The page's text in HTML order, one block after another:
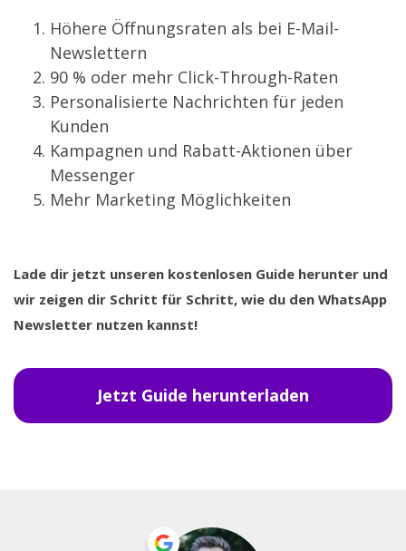
Höhere Öffnungsraten als bei E-Mail-
Newslettern
90 % oder mehr Click-Through-Raten
Personalisierte Nachrichten für jeden
Kunden
Kampagnen und Rabatt-Aktionen über
Messenger
Mehr Marketing Möglichkeiten
Lade dir jetzt unseren kostenlosen Guide herunter und
wir zeigen dir Schritt für Schritt, wie du den WhatsApp
Newsletter nutzen kannst!
Jetzt Guide herunterladen